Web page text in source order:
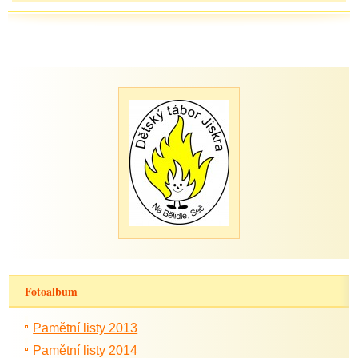
Fotoalbum
Pamětní listy 2013
Pamětní listy 2014